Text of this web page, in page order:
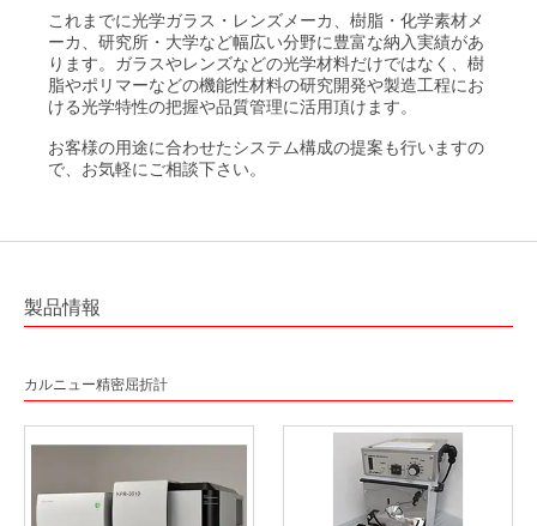
近赤外Ｓ偏光高効率回折格子
光伝送機器モジュール用回折格子
高分解能分光器用回折格子（溝本数3000本/mm以上）
透過型回折格子
参考文献一覧
カルニュー精密屈折計
青色ダイレクトダイオードレーザ BLUE IMPACT&trade; 20Wタイプ
これまでに光学ガラス・レンズメーカ、樹脂・化学素材メ
ーカ、研究所・大学など幅広い分野に豊富な納入実績があ
ります。ガラスやレンズなどの光学材料だけではなく、樹
脂やポリマーなどの機能性材料の研究開発や製造工程にお
ける光学特性の把握や品質管理に活用頂けます。
お客様の用途に合わせたシステム構成の提案も行いますの
で、お気軽にご相談下さい。
製品情報
カルニュー精密屈折計